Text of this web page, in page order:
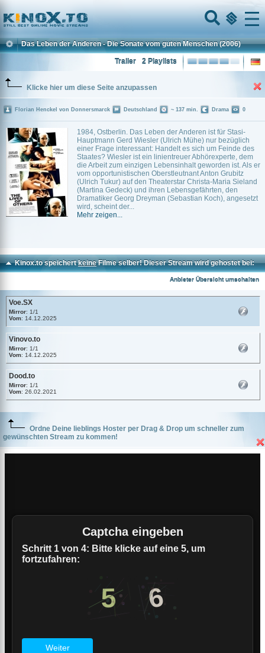
Home
Menu
Das Leben der Anderen - Die Sonate vom guten Menschen (2006)
2 Playlists
Trailer
Klicke hier um diese Seite anzupassen
1984, Ostberlin. Das Leben der Anderen ist für Stasi-
Hauptmann Gerd Wiesler (Ulrich Mühe) nur bezüglich
einer Frage interessant: Handelt es sich um Feinde des
Staates? Wiesler ist ein linientreuer Abhörexperte, dem
die Arbeit zum einzigen Lebensinhalt geworden ist. Als er
vom opportunistischen Oberstleutnant Anton Grubitz
(Ulrich Tukur) auf den Theaterstar Christa-Maria Sieland
(Martina Gedeck) und ihren Lebensgefährten, den
Dramatiker Georg Dreyman (Sebastian Koch), angesetzt
wird, scheint der...
Mehr zeigen...
Florian Henckel von Donnersmarck Deutschland ~ 137 min. Drama 0
Kinox.to speichertkeineFilme selber! Dieser Stream wird gehostet bei:
Anbieter Übersicht umschalten
Voe.SX
Mirror: 1/1
Vom: 14.12.2025
Vinovo.to
Mirror: 1/1
Vom: 14.12.2025
Dood.to
Mirror: 1/1
Vom: 26.02.2021
Ordne Deine lieblings Hoster per Drag & Drop um schneller zum
gewünschten Stream zu kommen!